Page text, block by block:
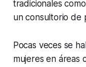
tradicionales
un consultorio de
Pocas veces se
mujeres en áreas